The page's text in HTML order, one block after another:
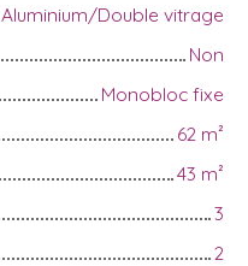
Aluminium/Double vitrage
Non
Monobloc fixe
62 m²
43 m²
3
2